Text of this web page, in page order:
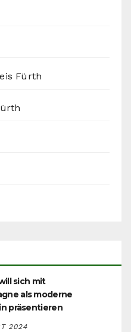
Fürth
sich mit
als moderne
präsentieren
2024